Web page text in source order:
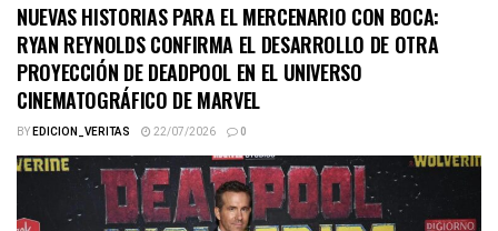
NUEVAS HISTORIAS PARA EL MERCENARIO CON BOCA:
RYAN REYNOLDS CONFIRMA EL DESARROLLO DE OTRA
PROYECCIÓN DE DEADPOOL EN EL UNIVERSO
CINEMATOGRÁFICO DE MARVEL
BYEDICION_VERITAS 22/07/2026 0